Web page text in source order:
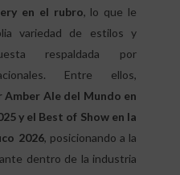
en el rubro, lo que le
variedad de estilos y
respaldada por
Entre ellos,
Amber Ale del Mundo en
y el Best of Show en la
2026, posicionando a la
dentro de la industria